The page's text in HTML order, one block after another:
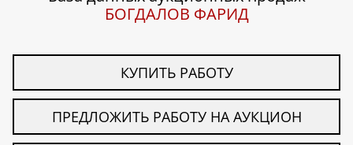
БОГДАЛОВ ФАРИД
КУПИТЬ РАБОТУ
ПРЕДЛОЖИТЬ РАБОТУ НА АУКЦИОН